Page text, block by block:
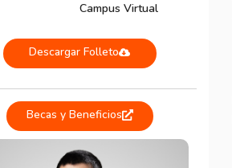
Campus Virtual
Descargar Folleto
Becas y Beneficios